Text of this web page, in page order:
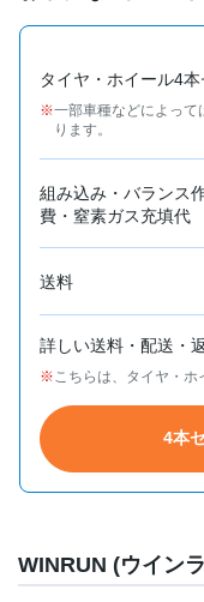
タイヤ・ホイール4
一部車種などによって
ります。
組み込み・バランス
費・窒素ガス充填代
送料
詳しい送料・配送・
こちらは、タイヤ・
4本
WINRUN (ウイン